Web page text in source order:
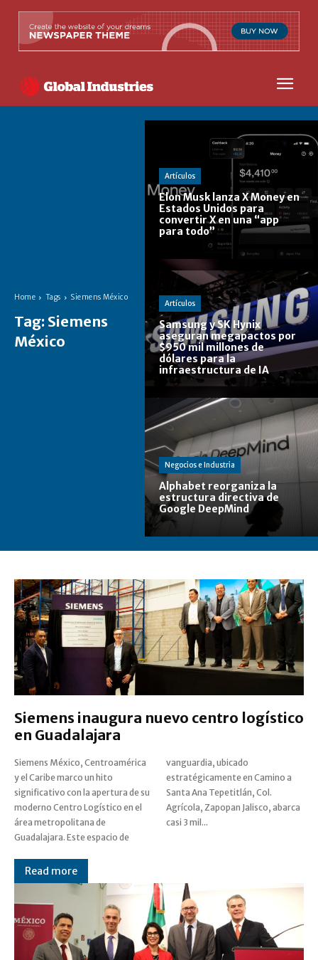
Home Tags Siemens México
Tag: Siemens
México
Artículos
Elon Musk lanza X Money en
Estados Unidos para
convertir X en una “app
para todo”
Artículos
Samsung y SK Hynix
aseguran megapactos por
$950 mil millones de
dólares para la
infraestructura de IA
Negocios e Industria
Alphabet reorganiza la
estructura directiva de
Google DeepMind
Siemens inaugura nuevo centro logístico
en Guadalajara
Siemens México, Centroamérica
y el Caribe marco un hito
significativo con la apertura de su
moderno Centro Logístico en el
área metropolitana de
Guadalajara. Este espacio de
vanguardia, ubicado
estratégicamente en Camino a
Santa Ana Tepetitlán, Col.
Agrícola, Zapopan Jalisco, abarca
casi 3 mil...
Read more